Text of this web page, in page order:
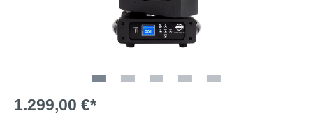
1.299,00 €*